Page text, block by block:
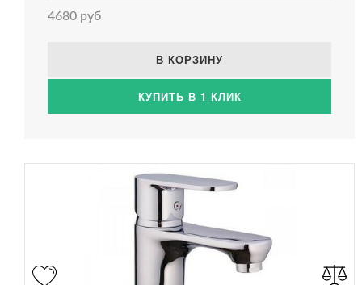
4680 руб
В КОРЗИНУ
КУПИТЬ В 1 КЛИК